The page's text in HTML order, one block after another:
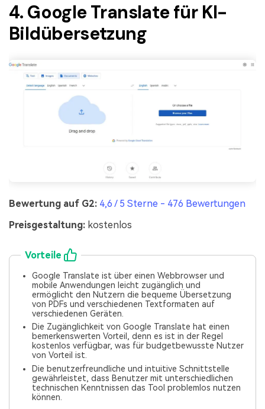
4. Google Translate für KI-
Bildübersetzung
Bewertung auf G2: 4,6 / 5 Sterne - 476 Bewertungen
Preisgestaltung: kostenlos
Vorteile
Google Translate ist über einen Webbrowser und
mobile Anwendungen leicht zugänglich und
ermöglicht den Nutzern die bequeme Übersetzung
von PDFs und verschiedenen Textformaten auf
verschiedenen Geräten.
Die Zugänglichkeit von Google Translate hat einen
bemerkenswerten Vorteil, denn es ist in der Regel
kostenlos verfügbar, was für budgetbewusste Nutzer
von Vorteil ist.
Die benutzerfreundliche und intuitive Schnittstelle
gewährleistet, dass Benutzer mit unterschiedlichen
technischen Kenntnissen das Tool problemlos nutzen
können.